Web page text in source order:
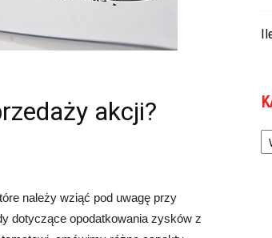
akcji?
należy wziąć pod uwagę przy
dotyczące opodatkowania zysków z